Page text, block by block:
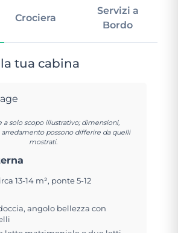
Crociera
Servizi a
Bordo
tua cabina
solo scopo illustrativo; dimensioni,
arredamento possono differire da quelli
mostrati.
13-14 m², ponte 5-12
angolo bellezza con